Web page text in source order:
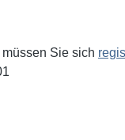
Sie sich